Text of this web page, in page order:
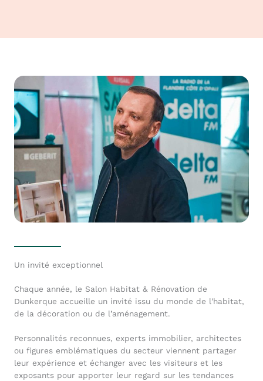
Un invité exceptionnel
Chaque année, le Salon Habitat & Rénovation de
Dunkerque accueille un invité issu du monde de l’habitat,
de la décoration ou de l’aménagement.
Personnalités reconnues, experts immobilier, architectes
ou figures emblématiques du secteur viennent partager
leur expérience et échanger avec les visiteurs et les
exposants pour apporter leur regard sur les tendances